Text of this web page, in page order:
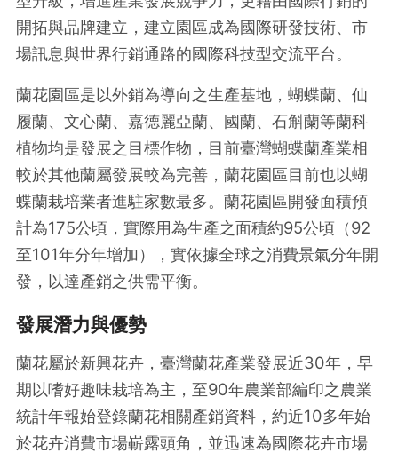
開拓與品牌建立，建立園區成為國際研發技術、市
場訊息與世界行銷通路的國際科技型交流平台。
蘭花園區是以外銷為導向之生產基地，蝴蝶蘭、仙
履蘭、文心蘭、嘉德麗亞蘭、國蘭、石斛蘭等蘭科
植物均是發展之目標作物，目前臺灣蝴蝶蘭產業相
較於其他蘭屬發展較為完善，蘭花園區目前也以蝴
蝶蘭栽培業者進駐家數最多。蘭花園區開發面積預
計為175公頃，實際用為生產之面積約95公頃（92
至101年分年增加），實依據全球之消費景氣分年開
發，以達產銷之供需平衡。
發展潛力與優勢
蘭花屬於新興花卉，臺灣蘭花產業發展近30年，早
期以嗜好趣味栽培為主，至90年農業部編印之農業
統計年報始登錄蘭花相關產銷資料，約近10多年始
於花卉消費市場嶄露頭角，並迅速為國際花卉市場